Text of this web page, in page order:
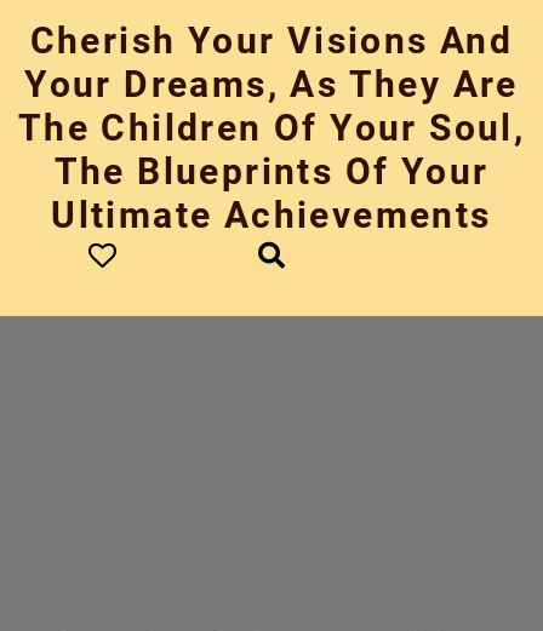
content
Cherish Your Visions And
Your Dreams, As They Are
The Children Of Your Soul,
The Blueprints Of Your
Ultimate Achievements